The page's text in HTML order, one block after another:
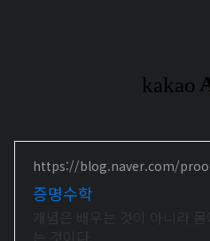
https://blog.naver.com/
증명수학